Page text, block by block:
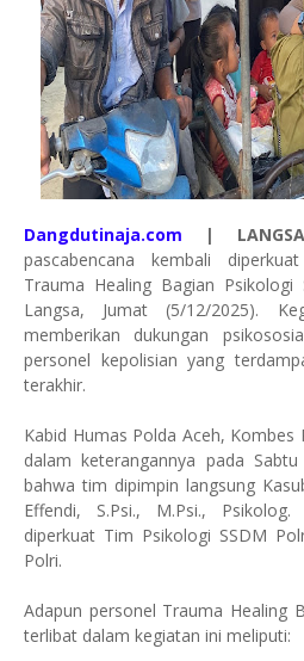
Dangdutinaja.com |
pascabencana kembali
Trauma Healing Bagian
Langsa, Jumat (5/12/2025).
memberikan dukungan
personel kepolisian yang
terakhir.
Kabid Humas Polda Aceh, Kombes
dalam keterangannya pada
bahwa tim dipimpin langsung
Effendi, S.Psi., M.Psi.,
diperkuat Tim Psikologi SSDM
Polri.
Adapun personel Trauma Healing
terlibat dalam kegiatan ini meliputi: